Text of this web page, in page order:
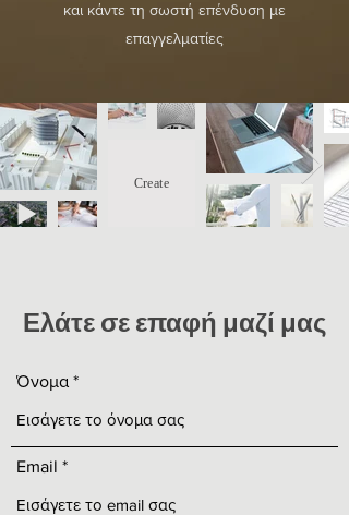
Create
Ελάτε σε επαφή μαζί μας
Όνομα
Email
και κάντε τη σωστή επένδυση με
επαγγελματίες